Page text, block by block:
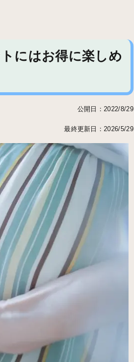
にはお得に楽しめ
公開日：2022/8/29
最終更新日：2026/5/29